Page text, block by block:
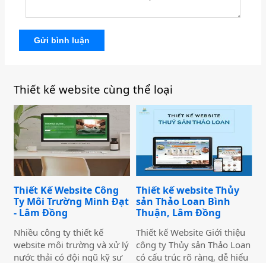
Gửi bình luận
Thiết kế website cùng thể loại
Thiết Kế Website Công
Ty Môi Trường Minh Đạt
- Lâm Đồng
Nhiều công ty thiết kế
website môi trường và xử lý
nước thải có đội ngũ kỹ sư
Thiết kế website Thủy
sản Thảo Loan Bình
Thuận, Lâm Đồng
Thiết kế Website Giới thiệu
công ty Thủy sản Thảo Loan
có cấu trúc rõ ràng, dễ hiểu